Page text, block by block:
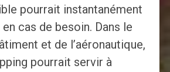
pourrait instantanément
cas de besoin. Dans le
et de l’aéronautique,
pourrait servir à